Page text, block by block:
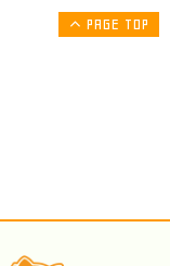
PAGE TOP